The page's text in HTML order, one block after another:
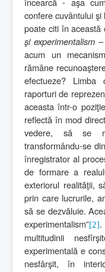
confere cuvântului şi
poate citi în
şi experimentalism
acum un
rămâne
efectueze?
raporturi de
aceasta într-o
reflectă în mod
vedere, să se
transformându-se
înregistrator al
de formare a
exteriorul realităţii,
prin care lucrurile,
să se dezvăluie.
experimentalism”[2]
multitudinii
experimentală e
nesfârşit, în